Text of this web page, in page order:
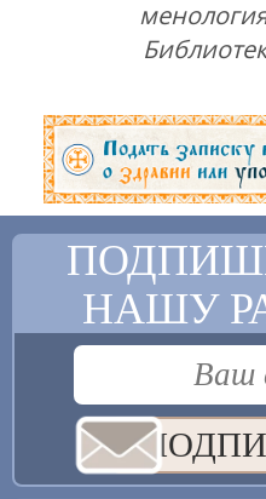
НАШУ